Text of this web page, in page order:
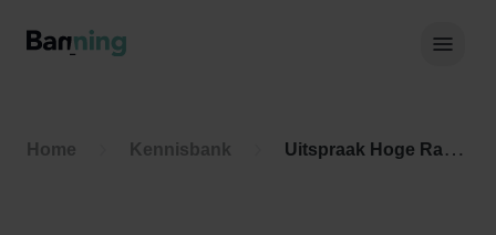
Home Kennisbank Uitspraak Hoge Raad: Vermogensrecht. Nalatenschap. Afgifte legaat (ECLI:NL:HR:2021:649, 23 april 2021, 20/00939)